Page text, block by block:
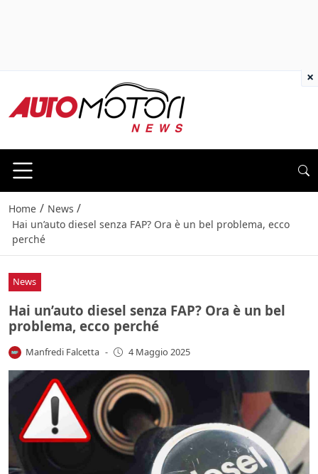
Home / News /
Hai un’auto diesel senza FAP? Ora è un bel problema, ecco
perché
News
Hai un’auto diesel senza FAP? Ora è un bel
problema, ecco perché
Manfredi Falcetta - 4 Maggio 2025
×